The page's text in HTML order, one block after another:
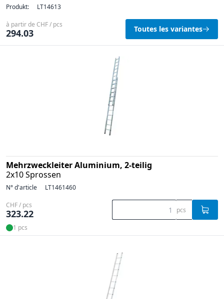
Produkt: LT14613
à partir de CHF / pcs
294.03 Toutes les variantes
Mehrzweckleiter Aluminium, 2-teilig
2x10 Sprossen
N° d'article LT1461460
CHF / pcs
323.22 pcs
1 pcs